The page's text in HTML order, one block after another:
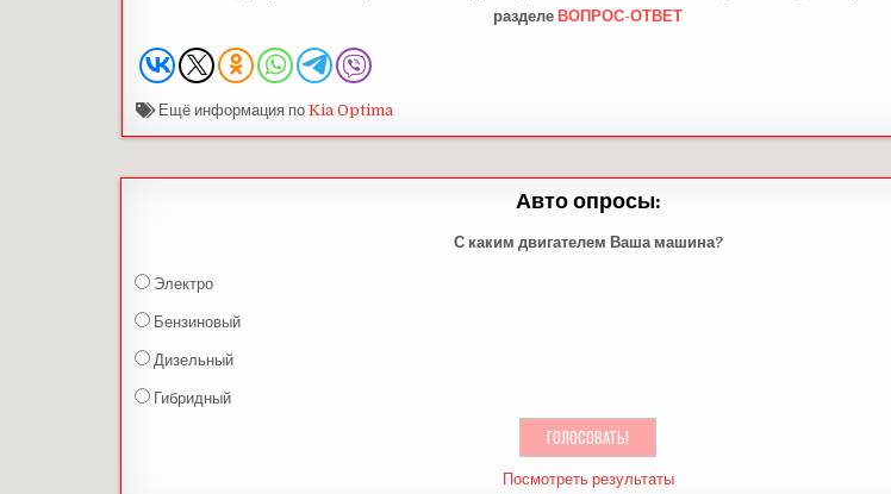
разделе ВОПРОС-ОТВЕТ
Ещё информация по Kia Optima
Авто опросы:
С каким двигателем Ваша машина?
Электро
Бензиновый
Дизельный
Гибридный
Посмотреть результаты